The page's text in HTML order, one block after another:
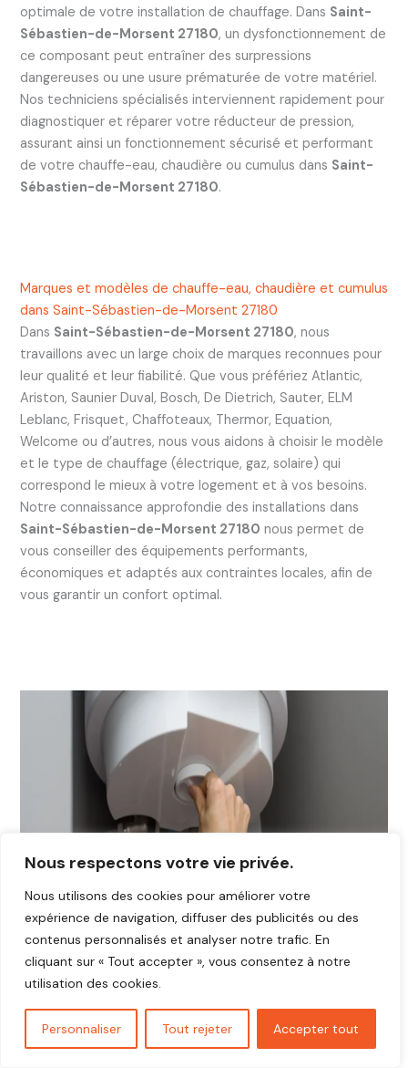
Nous respectons votre vie privée.
Nous utilisons des cookies pour améliorer votre
expérience de navigation, diffuser des publicités ou des
contenus personnalisés et analyser notre trafic. En
cliquant sur « Tout accepter », vous consentez à notre
utilisation des cookies.
Personnaliser Tout rejeter Accepter tout
optimale de votre installation de chauffage. Dans Saint-
Sébastien-de-Morsent 27180, un dysfonctionnement de
ce composant peut entraîner des surpressions
dangereuses ou une usure prématurée de votre matériel.
Nos techniciens spécialisés interviennent rapidement pour
diagnostiquer et réparer votre réducteur de pression,
assurant ainsi un fonctionnement sécurisé et performant
de votre chauffe-eau, chaudière ou cumulus dans Saint-
Sébastien-de-Morsent 27180.
Marques et modèles de chauffe-eau, chaudière et cumulus
dans Saint-Sébastien-de-Morsent 27180
Dans Saint-Sébastien-de-Morsent 27180, nous
travaillons avec un large choix de marques reconnues pour
leur qualité et leur fiabilité. Que vous préfériez Atlantic,
Ariston, Saunier Duval, Bosch, De Dietrich, Sauter, ELM
Leblanc, Frisquet, Chaffoteaux, Thermor, Equation,
Welcome ou d’autres, nous vous aidons à choisir le modèle
et le type de chauffage (électrique, gaz, solaire) qui
correspond le mieux à votre logement et à vos besoins.
Notre connaissance approfondie des installations dans
Saint-Sébastien-de-Morsent 27180 nous permet de
vous conseiller des équipements performants,
économiques et adaptés aux contraintes locales, afin de
vous garantir un confort optimal.